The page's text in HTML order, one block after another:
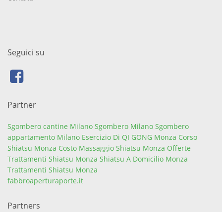
Seguici su
Partner
Sgombero cantine Milano Sgombero Milano Sgombero
appartamento Milano Esercizio Di QI GONG Monza Corso
Shiatsu Monza Costo Massaggio Shiatsu Monza Offerte
Trattamenti Shiatsu Monza Shiatsu A Domicilio Monza
Trattamenti Shiatsu Monza
fabbroaperturaporte.it
Partners